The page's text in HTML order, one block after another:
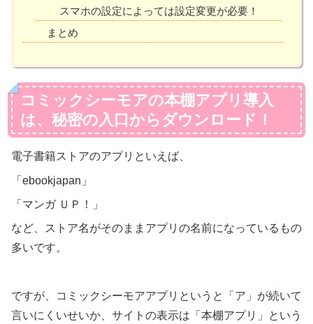
スマホの設定によっては設定変更が必要！
まとめ
コミックシーモアの本棚アプリ導入
は、秘密の入口からダウンロード！
電子書籍ストアのアプリといえば、
「ebookjapan」
「マンガ ＵＰ！」
など、ストア名がそのままアプリの名前になっているもの
多いです。
ですが、コミックシーモアアプリというと「ア」が続いて
言いにくいせいか、サイトの表示は「本棚アプリ」という